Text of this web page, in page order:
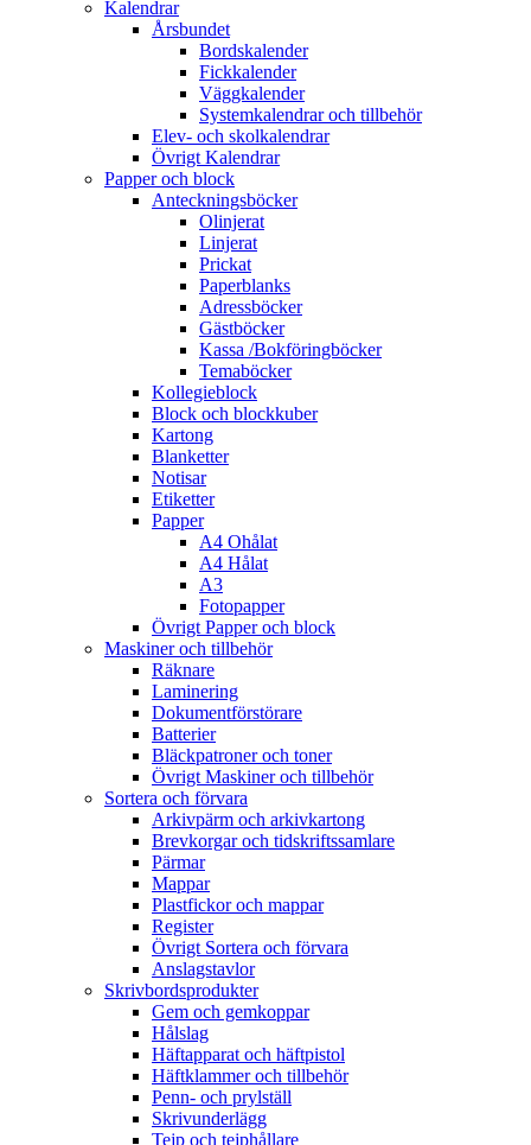
Kalendrar
Årsbundet
Bordskalender
Fickkalender
Väggkalender
Systemkalendrar och tillbehör
Elev- och skolkalendrar
Övrigt Kalendrar
Papper och block
Anteckningsböcker
Olinjerat
Linjerat
Prickat
Paperblanks
Adressböcker
Gästböcker
Kassa /Bokföringböcker
Temaböcker
Kollegieblock
Block och blockkuber
Kartong
Blanketter
Notisar
Etiketter
Papper
A4 Ohålat
A4 Hålat
A3
Fotopapper
Övrigt Papper och block
Maskiner och tillbehör
Räknare
Laminering
Dokumentförstörare
Batterier
Bläckpatroner och toner
Övrigt Maskiner och tillbehör
Sortera och förvara
Arkivpärm och arkivkartong
Brevkorgar och tidskriftssamlare
Pärmar
Mappar
Plastfickor och mappar
Register
Övrigt Sortera och förvara
Anslagstavlor
Skrivbordsprodukter
Gem och gemkoppar
Hålslag
Häftapparat och häftpistol
Häftklammer och tillbehör
Penn- och prylställ
Skrivunderlägg
Tejp och tejphållare